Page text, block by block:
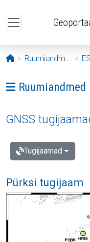
Avaleht
Ruumiandmed
Ava menüü:
Ruumiandmed
GNSS
Tugijaamad
Pürksi tugijaam